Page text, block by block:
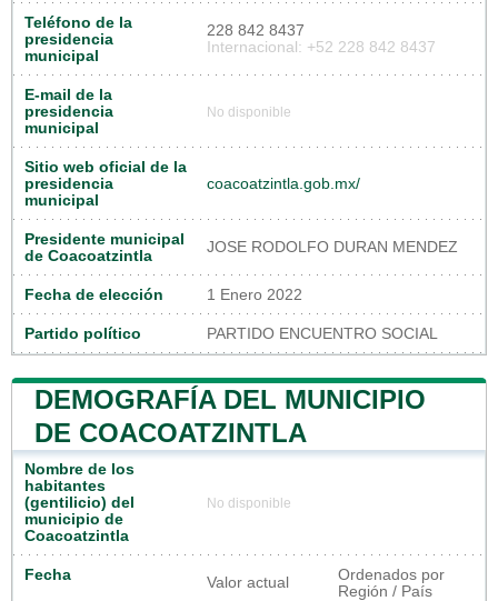
Teléfono de la
presidencia
municipal
228 842 8437
Internacional: +52 228 842 8437
E-mail de la
presidencia
municipal
No disponible
Sitio web oficial de la
presidencia
municipal
coacoatzintla.gob.mx/
Presidente municipal
de Coacoatzintla
JOSE RODOLFO DURAN MENDEZ
Fecha de elección 1 Enero 2022
Partido político PARTIDO ENCUENTRO SOCIAL
DEMOGRAFÍA DEL MUNICIPIO
DE COACOATZINTLA
Nombre de los
habitantes
(gentilicio) del
municipio de
Coacoatzintla
No disponible
Fecha Valor actual
Ordenados por
Región / País